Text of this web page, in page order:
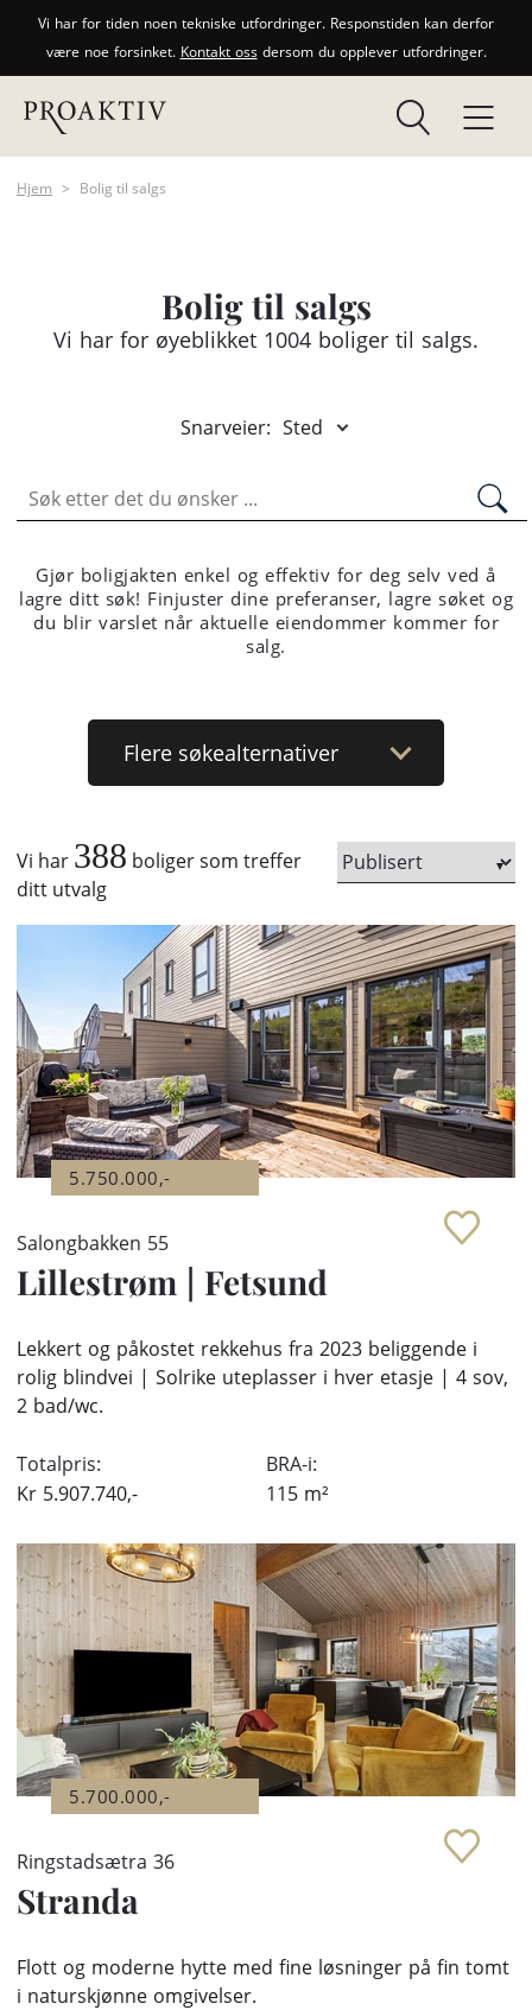
Vi har for tiden noen tekniske utfordringer. Responstiden kan derfor
være noe forsinket. Kontakt ossdersom du opplever utfordringer.
Hjem > Bolig til salgs
Bolig til salgs
Vi har for øyeblikket 1004 boliger til salgs.
Snarveier: Sted
Gjør boligjakten enkel og effektiv for deg selv ved å
lagre ditt søk! Finjuster dine preferanser, lagre søket og
du blir varslet når aktuelle eiendommer kommer for
salg.
Flere søkealternativer
Vi har 388 boliger som treffer
ditt utvalg
5.750.000,-
Salongbakken 55
Lillestrøm | Fetsund
Lekkert og påkostet rekkehus fra 2023 beliggende i
rolig blindvei | Solrike uteplasser i hver etasje | 4 sov,
2 bad/wc.
Totalpris:
Kr 5.907.740,-
BRA-i:
115 m²
5.700.000,-
Ringstadsætra 36
Stranda
Flott og moderne hytte med fine løsninger på fin tomt
i naturskjønne omgivelser.